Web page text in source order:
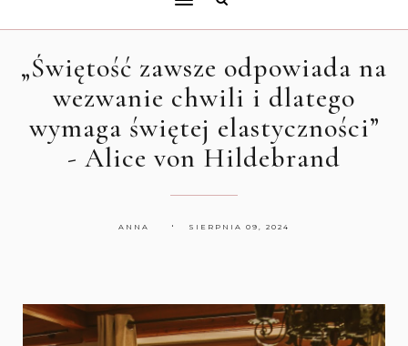
„Świętość zawsze odpowiada na
wezwanie chwili i dlatego
wymaga świętej elastyczności”
- Alice von Hildebrand
ANNA SIERPNIA 09, 2024